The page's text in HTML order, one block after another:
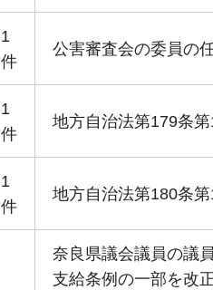
1
件
公害審査会の委員の
1
件
地方自治法第179条
1
件
地方自治法第180条
奈良県議会議員の議
支給条例の一部を改